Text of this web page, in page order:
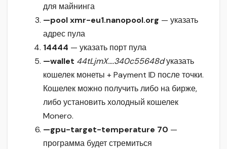
для майнинга
—pool xmr-eu1.nanopool.org — указать
адрес пула
14444 — указать порт пула
—wallet 44tLjmX….340c55648dуказать
кошелек монеты + Payment ID после точки.
Кошелек можно получить либо на бирже,
либо установить холодный кошелек
Monero.
—gpu-target-temperature 70 —
программа будет стремиться